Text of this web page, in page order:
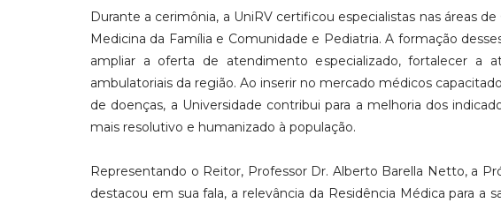
Durante a cerimônia, a UniRV certificou especialistas nas áreas
Medicina da Família e Comunidade e Pediatria. A formação
ampliar a oferta de atendimento especializado, fortalecer a
ambulatoriais da região. Ao inserir no mercado médicos
de doenças, a Universidade contribui para a melhoria dos
mais resolutivo e humanizado à população.
Representando o Reitor, Professor Dr. Alberto Barella Netto, a
destacou em sua fala, a relevância da Residência Médica para